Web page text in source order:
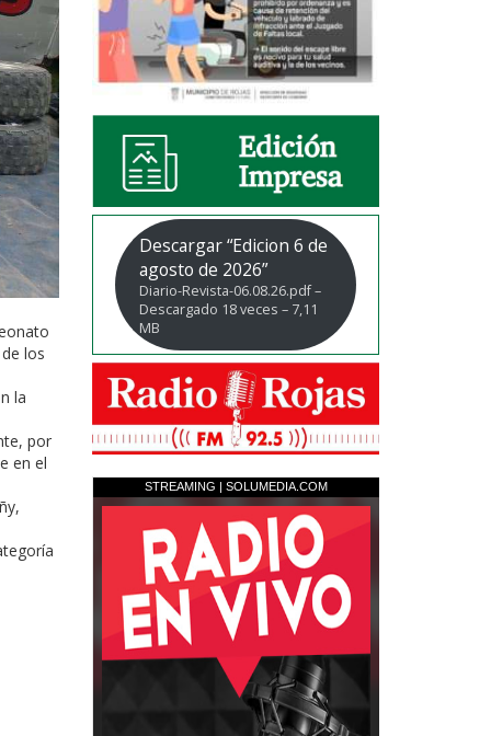
los
la
por
en el
Descargar “Edicion 6 de
agosto de 2026”
Diario-Revista-06.08.26.pdf –
Descargado 18 veces – 7,11
MB